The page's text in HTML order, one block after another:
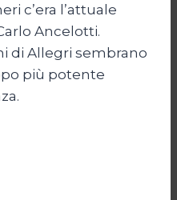
c’era l’attuale
Ancelotti.
di Allegri sembrano
più potente